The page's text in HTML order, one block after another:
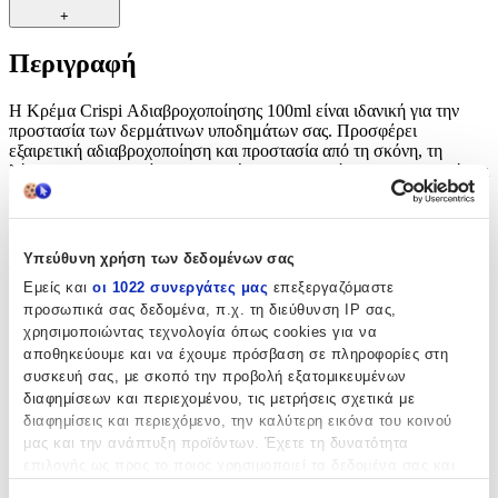
Υπεύθυνη χρήση των δεδομένων σας
Εμείς και οι 1022 συνεργάτες μας επεξεργαζόμαστε
προσωπικά σας δεδομένα, π.χ. τη διεύθυνση IP σας,
χρησιμοποιώντας τεχνολογία όπως cookies για να
αποθηκεύουμε και να έχουμε πρόσβαση σε πληροφορίες στη
συσκευή σας, με σκοπό την προβολή εξατομικευμένων
διαφημίσεων και περιεχομένου, τις μετρήσεις σχετικά με
διαφημίσεις και περιεχόμενο, την καλύτερη εικόνα του κοινού
μας και την ανάπτυξη προϊόντων. Έχετε τη δυνατότητα
+
Περιγραφή
Η Κρέμα Crispi Αδιαβροχοποίησης 100ml είναι ιδανική για την
προστασία των δερμάτινων υποδημάτων σας. Προσφέρει
εξαιρετική αδιαβροχοποίηση και προστασία από τη σκόνη, τη
λάσπη και τους λεκέδες, διατηρώντας τα παπούτσια σας καθαρά και
στεγνά. Η ειδική της σύνθεση θρέφει το δέρμα, αποτρέποντας το
απαραίτητη για όσους αναζητούν ανώτερη προστασία και φροντίδα
για τα υποδήματά τους σε καθημερινές ή απαιτητικές συνθήκες.
Χαρακτηριστικά
Κατασκευαστής:
Crispi
Είδος
Αδιαβροχοποιητικά Παπουτσιών